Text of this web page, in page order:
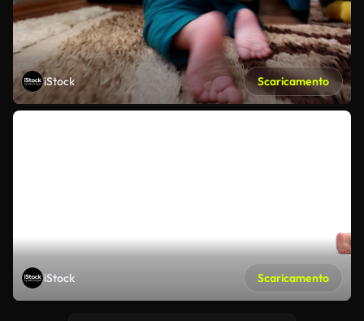
iStock Scaricamento
iStock Scaricamento